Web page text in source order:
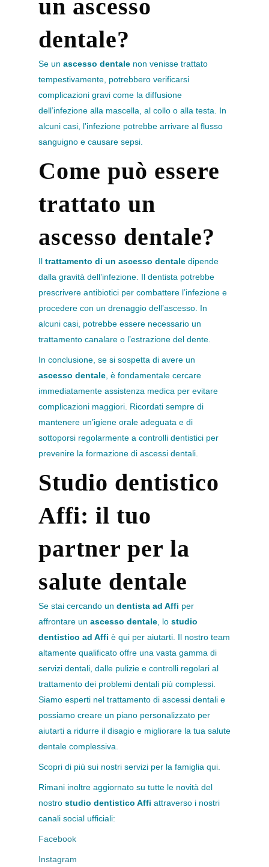
un ascesso
dentale?
Se un ascesso dentale non venisse trattato
tempestivamente, potrebbero verificarsi
complicazioni gravi come la diffusione
dell’infezione alla mascella, al collo o alla testa. In
alcuni casi, l’infezione potrebbe arrivare al flusso
sanguigno e causare sepsi.
Come può essere
trattato un
ascesso dentale?
Il trattamento di un ascesso dentale dipende
dalla gravità dell’infezione. Il dentista potrebbe
prescrivere antibiotici per combattere l’infezione e
procedere con un drenaggio dell’ascesso. In
alcuni casi, potrebbe essere necessario un
trattamento canalare o l’estrazione del dente.
In conclusione, se si sospetta di avere un
ascesso dentale, è fondamentale cercare
immediatamente assistenza medica per evitare
complicazioni maggiori. Ricordati sempre di
mantenere un’igiene orale adeguata e di
sottoporsi regolarmente a controlli dentistici per
prevenire la formazione di ascessi dentali.
Studio dentistico
Affi: il tuo
partner per la
salute dentale
Se stai cercando un dentista ad Affi per
affrontare un ascesso dentale, lo studio
dentistico ad Affi è qui per aiutarti. Il nostro team
altamente qualificato offre una vasta gamma di
servizi dentali, dalle pulizie e controlli regolari al
trattamento dei problemi dentali più complessi.
Siamo esperti nel trattamento di ascessi dentali e
possiamo creare un piano personalizzato per
aiutarti a ridurre il disagio e migliorare la tua salute
dentale complessiva.
Scopri di più sui nostri servizi per la famiglia qui.
Rimani inoltre aggiornato su tutte le novità del
nostro studio dentistico Affi attraverso i nostri
canali social ufficiali:
Facebook
Instagram